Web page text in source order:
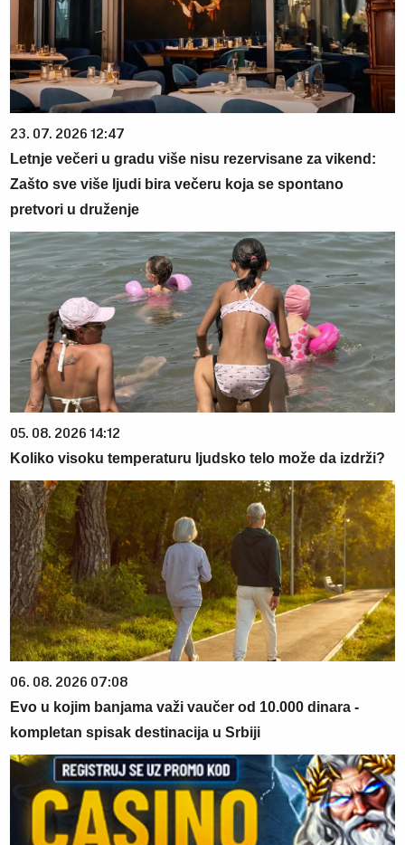
23. 07. 2026 12:47
Letnje večeri u gradu više nisu rezervisane za vikend:
Zašto sve više ljudi bira večeru koja se spontano
pretvori u druženje
05. 08. 2026 14:12
Koliko visoku temperaturu ljudsko telo može da izdrži?
06. 08. 2026 07:08
Evo u kojim banjama važi vaučer od 10.000 dinara -
kompletan spisak destinacija u Srbiji